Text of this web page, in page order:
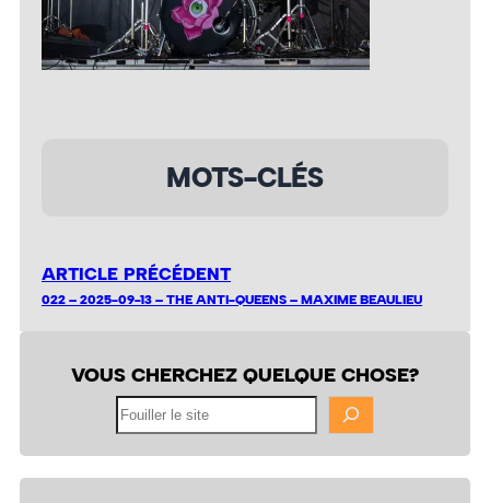
MOTS-CLÉS
ARTICLE PRÉCÉDENT
022 – 2025-09-13 – THE ANTI-QUEENS – MAXIME BEAULIEU
VOUS CHERCHEZ QUELQUE CHOSE?